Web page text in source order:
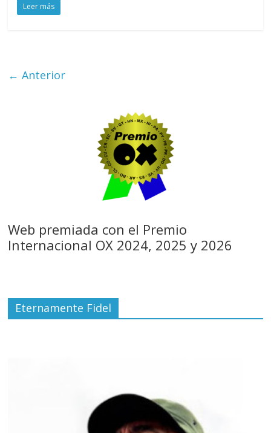
Leer más
← Anterior
Web premiada con el Premio
Internacional OX 2024, 2025 y 2026
Eternamente Fidel